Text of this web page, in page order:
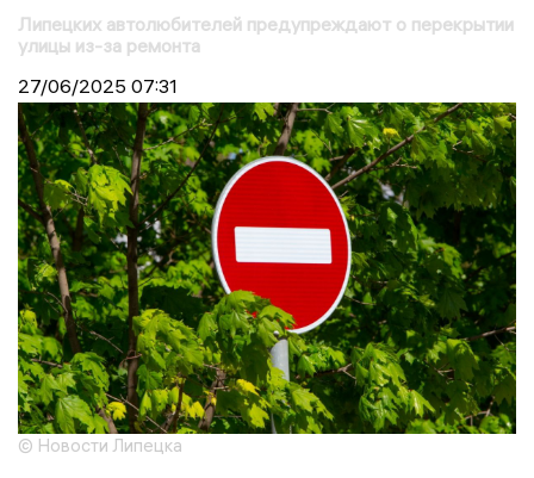
Липецких автолюбителей предупреждают о перекрытии
улицы из-за ремонта
27/06/2025 07:31
© Новости Липецка